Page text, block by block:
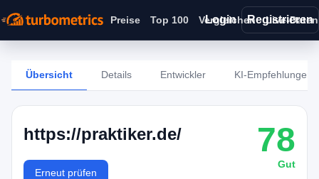
Preise Top 100 Vergleichen Live-Daten
Login Registrieren
Übersicht Details Entwickler KI-Empfehlungen
https://praktiker.de/
Erneut prüfen
78
Gut